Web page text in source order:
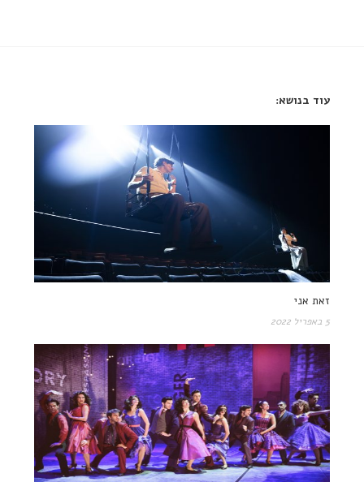
עוד בנושא:
זאת אני
5 באפריל 2022